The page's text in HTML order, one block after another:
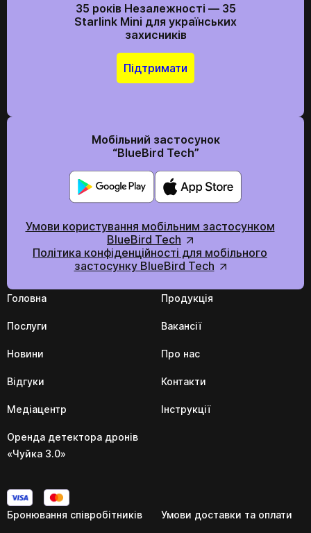
35 років Незалежності — 35
Starlink Mini для українських
захисників
Підтримати
Мобільний застосунок
“BlueBird Tech”
Умови користування мобільним застосунком
BlueBird Tech
Політика конфіденційності для мобільного
застосунку BlueBird Tech
Головна Продукція
Послуги Вакансії
Новини Про нас
Відгуки Контакти
Медіацентр Інструкції
Оренда детектора дронів
«Чуйка 3.0»
Бронювання співробітників Умови доставки та оплати